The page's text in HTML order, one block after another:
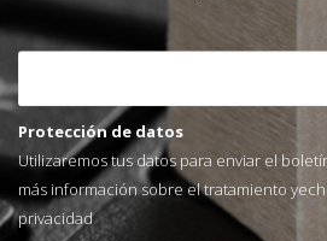
Protección de datos
Utilizaremos tus datos para enviar el
más información sobre el tratamiento
privacidad
la eficiencia y el cumplimiento